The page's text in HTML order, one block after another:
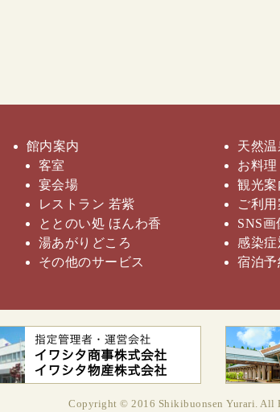
館内案内
客室
宴会場
レストラン 若紫
ととのい処 ほんわ香
湯あがりどころ
その他のサービス
天然温
お料理
観光案
ご利用
SNS画
感染
宿泊予
Copyright © 2016 Shikibuonsen Yurari. All